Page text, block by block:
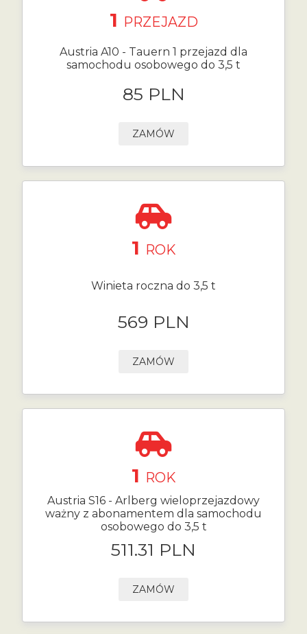
1 PRZEJAZD
Austria A10 - Tauern 1 przejazd dla
samochodu osobowego do 3,5 t
85 PLN
ZAMÓW
1 ROK
Winieta roczna do 3,5 t
569 PLN
ZAMÓW
1 ROK
Austria S16 - Arlberg wieloprzejazdowy
ważny z abonamentem dla samochodu
osobowego do 3,5 t
511.31 PLN
ZAMÓW